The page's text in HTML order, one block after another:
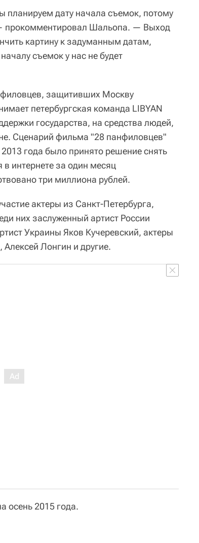
дату начала съемок, потому
прокомментировал Шальопа. — Выход
картину к задуманным датам,
съемок у нас не будет
защитивших Москву
петербургская команда LIBYAN
государства, на средства людей,
Сценарий фильма "28 панфиловцев"
года было принято решение снять
в интернете за один месяц
три миллиона рублей.
актеры из Санкт-Петербурга,
них заслуженный артист России
Украины Яков Кучеревский, актеры
Лонгин и другие.
осень 2015 года.